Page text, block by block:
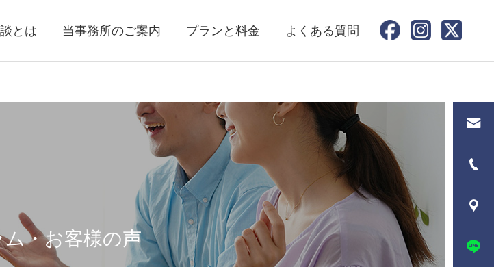
とは 当事務所のご案内 プランと料金 よくある質問
・お客様の声